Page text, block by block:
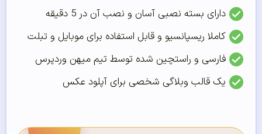
دارای بسته نصبی آسان و نصب آن در 5 دقیقه
کاملا ریسپانسیو و قابل استفاده برای موبایل و تبلت
فارسی و راستچین شده توسط تیم میهن وردپرس
یک قالب وبلاگی شخصی برای آپلود عکس